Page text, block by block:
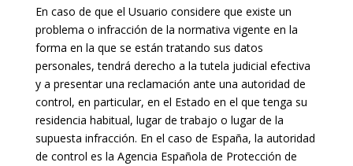
En caso de que el Usuario considere que existe un
problema o infracción de la normativa vigente en la
forma en la que se están tratando sus datos
personales, tendrá derecho a la tutela judicial efectiva
y a presentar una reclamación ante una autoridad de
control, en particular, en el Estado en el que tenga su
residencia habitual, lugar de trabajo o lugar de la
supuesta infracción. En el caso de España, la autoridad
de control es la Agencia Española de Protección de